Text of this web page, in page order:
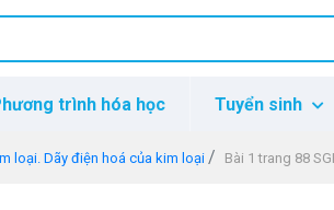
trình hóa học Tuyển sinh
loại. Dãy điện hoá của kim loại Bài 1 trang 88